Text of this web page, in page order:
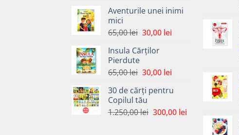
fost:
30,00 lei.
Aventurile unei inimi
mici
65,00lei Prețul
a
65,00 lei.
30,00 leiPrețul
Insula Cărților
Pierdute
65,00lei Prețul
a
fost:
65,00 lei.
30,00 leiPrețul
este:
30 de cărți pentru
Copilul tău
1.250,00lei Prețul
300,00 leiPrețul